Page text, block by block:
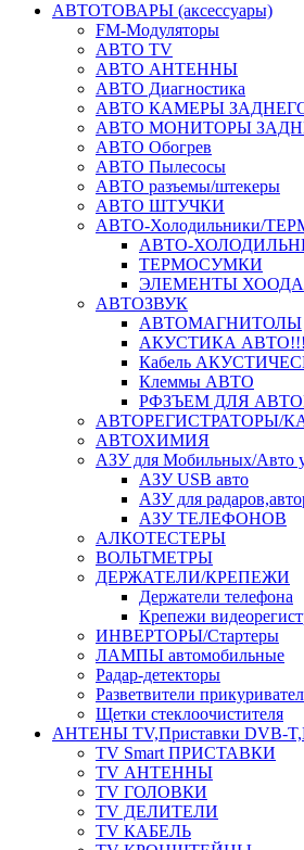
АВТОТОВАРЫ (аксессуары)
FM-Модуляторы
АВТО TV
АВТО АНТЕННЫ
АВТО Диагностика
АВТО КАМЕРЫ
АВТО МОНИТОРЫ
АВТО Обогрев
АВТО Пылесосы
АВТО разъемы/штекеры
АВТО ШТУЧКИ
АВТО-Холодильники/
АВТО-
ТЕРМОСУМКИ
ЭЛЕМЕНТЫ ХООДА
АВТОЗВУК
АВТОМАГНИТОЛЫ
АКУСТИКА АВТО!!!
Кабель
Клеммы АВТО
РФЗЪЕМ ДЛЯ
АВТОРЕГИСТРАТОРЫ/
АВТОХИМИЯ
АЗУ для Мобильных/Авто
АЗУ USB авто
АЗУ для
АЗУ ТЕЛЕФОНОВ
АЛКОТЕСТЕРЫ
ВОЛЬТМЕТРЫ
ДЕРЖАТЕЛИ/КРЕПЕЖИ
Держатели телефона
Крепежи
ИНВЕРТОРЫ/Стартеры
ЛАМПЫ автомобильные
Радар-детекторы
Разветвители
Щетки стеклоочистителя
АНТЕНЫ ТV,Приставки DVB-
TV Smart ПРИСТАВКИ
TV АНТЕННЫ
TV ГОЛОВКИ
TV ДЕЛИТЕЛИ
TV КАБЕЛЬ